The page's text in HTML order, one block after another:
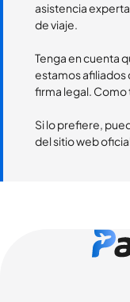
asistencia
de viaje.
Tenga en cuenta
estamos afiliados
firma legal.
Si lo prefiere,
del sitio web